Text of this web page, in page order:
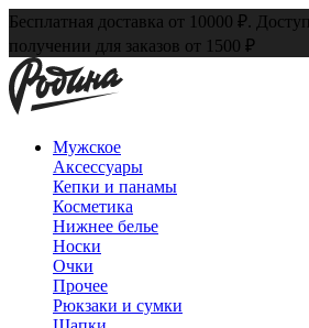
Бесплатная доставка от 10000 ₽.
получении для заказов от 1500 ₽
Мужское
Аксессуары
Кепки и панамы
Косметика
Нижнее белье
Носки
Очки
Прочее
Рюкзаки и сумки